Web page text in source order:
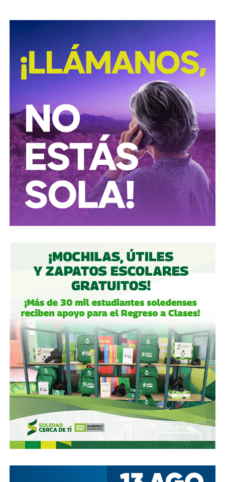
David Martínez es apodado coloquialmente como “El
Fantasma de Wall Street
”, y ha adquirido un poder
inmenso en Latinoamérica, especialmente en Argentina,
donde ha servido como negociador para la deuda nacional
y en 2017, fue considerado por Forbes como el hombre
más rico de dicho país. El regiomontano tiene un historial
documentado de tomar control de empresas en
dificultades financieras a partir de deuda: lo hizo con la
textilera CYDSA en los años 90, con la vidriera Vitro entre
2009 y 2012, y con las ya mencionadas Empresas ICA
desde 2016.
Algo similar realizó en 2020 con
del Centro Norte(OMA), el operador de, entre otros, el
Fintech compró primero acciones especiales que
garantizaban el control de la aeroportuaria y luego
concretó una oferta pública con la que en julio de 2021,
alcanzó el 30.1% de participación económica, suficiente
para mantener el control hasta que lo vendieron a la
francesa Vinci Airports en 2022 (El Economista, dic. 2020
y jul. 2021; Folleto Informativo Definitivo, Bolsa Mexicana
de Valores, may. 2021).
Si bien todos estos empresarios se han aliado en otras
ocasiones (en 2017 ganaron la licitación para construir
el ahora cancelado Aeropuerto de Texcoco),cuando
se otorgó la concesión para la administración de El
Realito, ni Slim ni Martínez ni los copresidentes de
Televisa tenían sus actuales injerencias en Aquos, por
lo que se podría decir que ésta fue heredada, y acabó
dejando el control de la presa en las manos de cuatro de
al menos tres intentos de rescindir o